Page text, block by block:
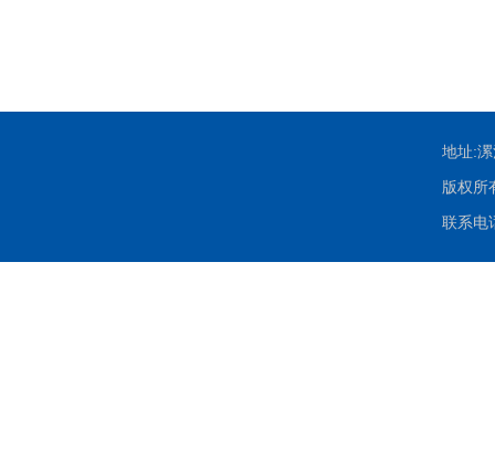
地址:
版权所
联系电